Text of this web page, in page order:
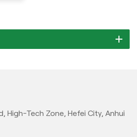
High-Tech Zone, Hefei City, Anhui